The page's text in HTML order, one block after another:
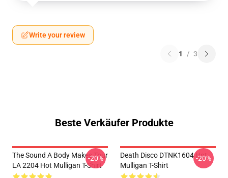
Write your review
1 / 3
Beste Verkäufer Produkte
The Sound A Body Makes Tour
LA 2204 Hot Mulligan T-Shirt
-20%
Death Disco DTNK1604 Hot
Mulligan T-Shirt
-20%